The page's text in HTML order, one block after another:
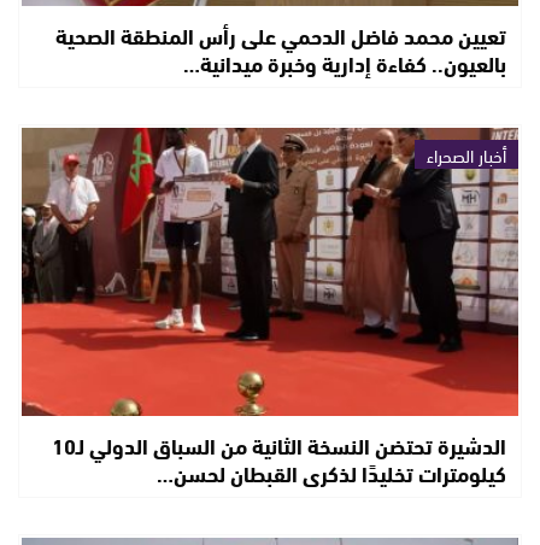
تعيين محمد فاضل الدحمي على رأس المنطقة الصحية
بالعيون.. كفاءة إدارية وخبرة ميدانية…
أخبار الصحراء
الدشيرة تحتضن النسخة الثانية من السباق الدولي لـ10
كيلومترات تخليدًا لذكرى القبطان لحسن…